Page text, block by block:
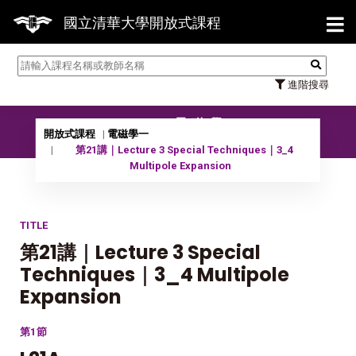
國立清華大學開放式課程
進階搜尋
【
11401 電磁學一
開放式課程
電磁學一
第21講｜Lecture 3 Special Techniques｜3_4
Multipole Expansion
TITLE
第21講｜Lecture 3 Special
Techniques｜3_4 Multipole
Expansion
第1節